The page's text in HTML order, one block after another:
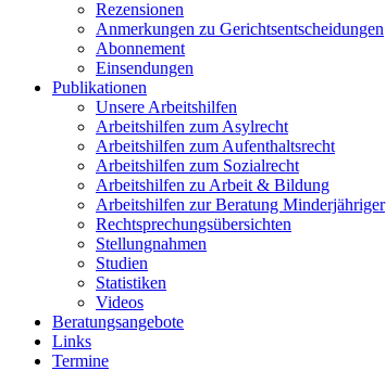
Rezensionen
Anmerkungen zu Gerichtsentscheidungen
Abonnement
Einsendungen
Publikationen
Unsere Arbeitshilfen
Arbeitshilfen zum Asylrecht
Arbeitshilfen zum Aufenthaltsrecht
Arbeitshilfen zum Sozialrecht
Arbeitshilfen zu Arbeit & Bildung
Arbeitshilfen zur Beratung Minderjähriger
Rechtsprechungsübersichten
Stellungnahmen
Studien
Statistiken
Videos
Beratungsangebote
Links
Termine